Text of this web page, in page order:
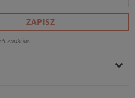
ZAPISZ
znaków.